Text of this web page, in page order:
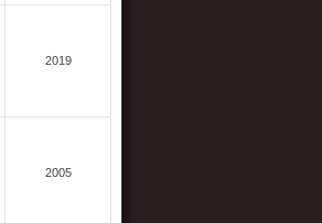
2019
2005